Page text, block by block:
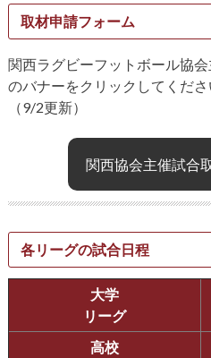
取材申請フォーム
関西ラグビーフットボール協
のバナーをクリックしてくださ
（9/2更新）
関西協会主催試合
各リーグの試合日程
大学
リーグ
高校